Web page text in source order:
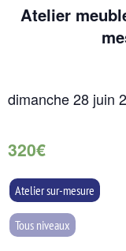
Atelier
dimanche 28 juin
320€
Atelier sur-mesure
Tous niveaux